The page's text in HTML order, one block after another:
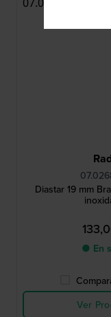
Diastar 19 mm
● En
Ver